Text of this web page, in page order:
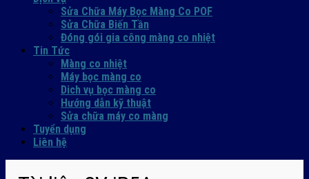
Sửa Chữa Máy Bọc Màng Co POF
Sửa Chữa Biến Tần
Đóng gói gia công màng co nhiệt
Tin Tức
Màng co nhiệt
Máy bọc màng co
Dich vụ bọc màng co
Hướng dẫn kỹ thuật
Sửa chữa máy co màng
Tuyển dụng
Liên hệ